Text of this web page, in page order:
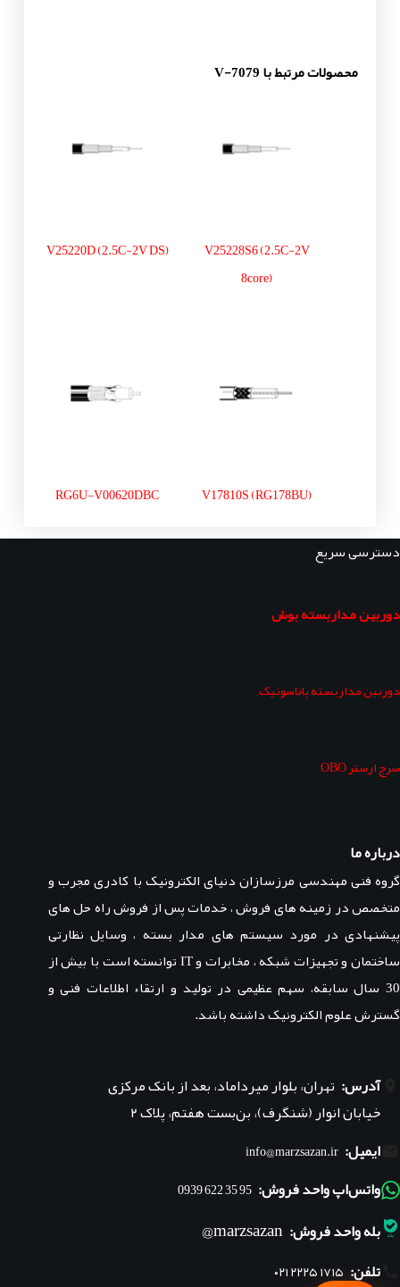
محصولات مرتبط با V-7079
V25228S6 (2.5C-2V
8core)
V25220D (2.5C-2V DS)
V17810S (RG178BU)
RG6U-V00620DBC
دسترسی سریع
دوربین مداربسته بوش
دوربین مداربسته پاناسونیک
سرج ارستر OBO
درباره ما
گروه فنی مهندسی مرزسازان دنیای الکترونیک با کادری مجرب و
متخصص در زمینه های فروش ، خدمات پس از فروش راه حل های
پیشنهادی در مورد سیستم های مدار بسته ، وسایل نظارتی
ساختمان و تجهیزات شبکه ، مخابرات و IT توانسته است با بیش از
30 سال سابقه، سهم عظیمی در تولید و ارتقاء اطلاعات فنی و
گسترش علوم الکترونیک داشته باشد.
آدرس: تهران، بلوار میرداماد، بعد از بانک مرکزی
خیابان انوار (شنگرف)، بن‌بست هفتم، پلاک ۲
ایمیل: info@marzsazan.ir
واتس‌اپ واحد فروش: 95 35 622 0939
بله واحد فروش: marzsazan@
تلفن: ۰۲۱ ۲۲۲۵ ۱۷۱۵